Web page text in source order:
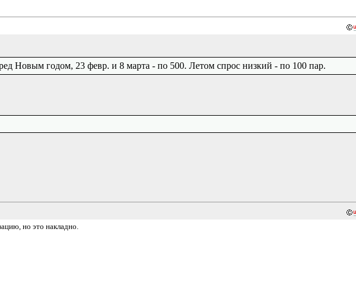
Новым годом, 23 февр. и 8 марта - по 500. Летом спрос низкий - по 100 пар.
но это накладно.